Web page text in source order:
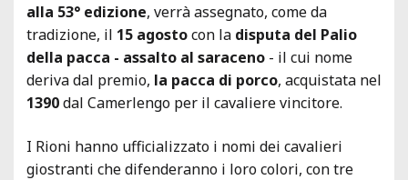
alla 53° edizione, verrà assegnato, come da
tradizione, il 15 agostocon la disputa del Palio
della pacca - assalto al saraceno - il cui nome
deriva dal premio, la pacca di porco, acquistata nel
1390dal Camerlengo per il cavaliere vincitore.
I Rioni hanno ufficializzato i nomi dei cavalieri
giostranti che difenderanno i loro colori, con tre